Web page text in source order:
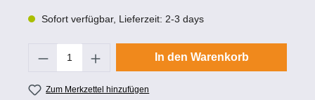
Sofort verfügbar, Lieferzeit: 2-3 days
Produkt Anzahl: Gib den gewünschten
In den Warenkorb
Zum Merkzettel hinzufügen